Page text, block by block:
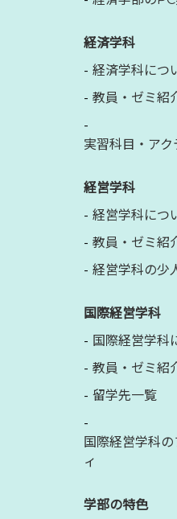
経済学科
経済学科につ
教員・ゼミ紹
実習科目・ア
経営学科
経営学科につ
教員・ゼミ紹
経営学科の少
国際経営学科
国際経営学科
教員・ゼミ紹
留学先一覧
国際経営学科
ィ
学部の特色